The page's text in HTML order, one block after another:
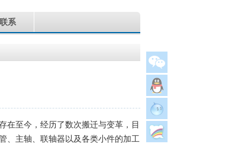
联系
至今，经历了数次搬迁与变革，目
、主轴、联轴器以及各类小件的加工